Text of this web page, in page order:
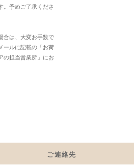
。予めご了承くださ
合は、大変お手数で
ールに記載の「お荷
の担当営業所」にお
ご連絡先